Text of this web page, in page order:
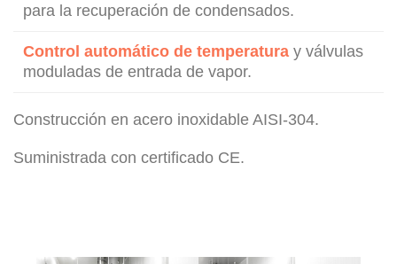
para la recuperación de condensados.
Control automático de temperatura y válvulas
moduladas de entrada de vapor.
Construcción en acero inoxidable AISI-304.
Suministrada con certificado CE.